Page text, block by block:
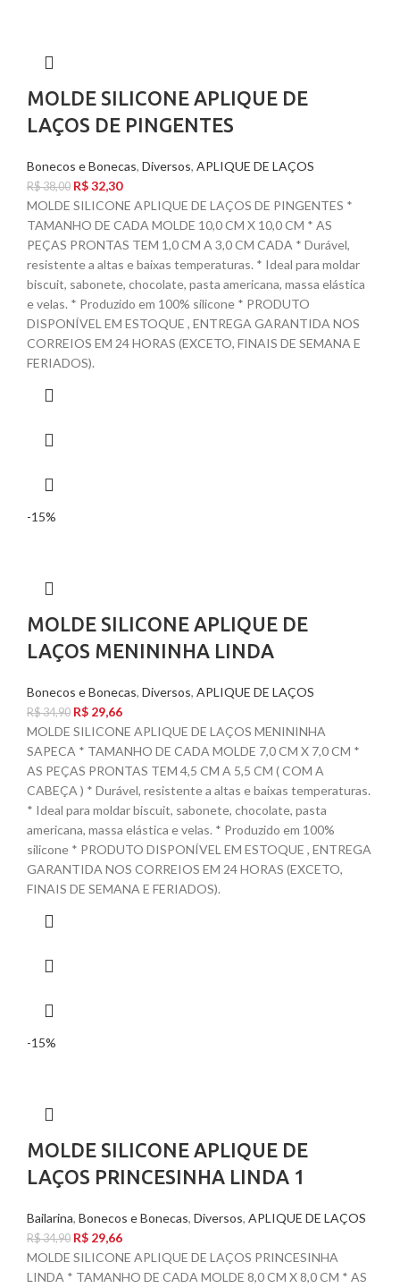
MOLDE SILICONE APLIQUE DE
LAÇOS DE PINGENTES
Bonecos e Bonecas, Diversos, APLIQUE DE LAÇOS
R$38,00 R$32,30
MOLDE SILICONE APLIQUE DE LAÇOS DE PINGENTES *
TAMANHO DE CADA MOLDE 10,0 CM X 10,0 CM * AS
PEÇAS PRONTAS TEM 1,0 CM A 3,0 CM CADA * Durável,
resistente a altas e baixas temperaturas. * Ideal para moldar
biscuit, sabonete, chocolate, pasta americana, massa elástica
e velas. * Produzido em 100% silicone * PRODUTO
DISPONÍVEL EM ESTOQUE , ENTREGA GARANTIDA NOS
CORREIOS EM 24 HORAS (EXCETO, FINAIS DE SEMANA E
FERIADOS).
-15%
MOLDE SILICONE APLIQUE DE
LAÇOS MENININHA LINDA
Bonecos e Bonecas, Diversos, APLIQUE DE LAÇOS
R$34,90 R$ 29,66
MOLDE SILICONE APLIQUE DE LAÇOS MENININHA
SAPECA * TAMANHO DE CADA MOLDE 7,0 CM X 7,0 CM *
AS PEÇAS PRONTAS TEM 4,5 CM A 5,5 CM ( COM A
CABEÇA ) * Durável, resistente a altas e baixas temperaturas.
* Ideal para moldar biscuit, sabonete, chocolate, pasta
americana, massa elástica e velas. * Produzido em 100%
silicone * PRODUTO DISPONÍVEL EM ESTOQUE , ENTREGA
GARANTIDA NOS CORREIOS EM 24 HORAS (EXCETO,
FINAIS DE SEMANA E FERIADOS).
-15%
MOLDE SILICONE APLIQUE DE
LAÇOS PRINCESINHA LINDA 1
Bailarina, Bonecos e Bonecas, Diversos, APLIQUE DE LAÇOS
R$34,90 R$ 29,66
MOLDE SILICONE APLIQUE DE LAÇOS PRINCESINHA
LINDA * TAMANHO DE CADA MOLDE 8,0 CM X 8,0 CM * AS